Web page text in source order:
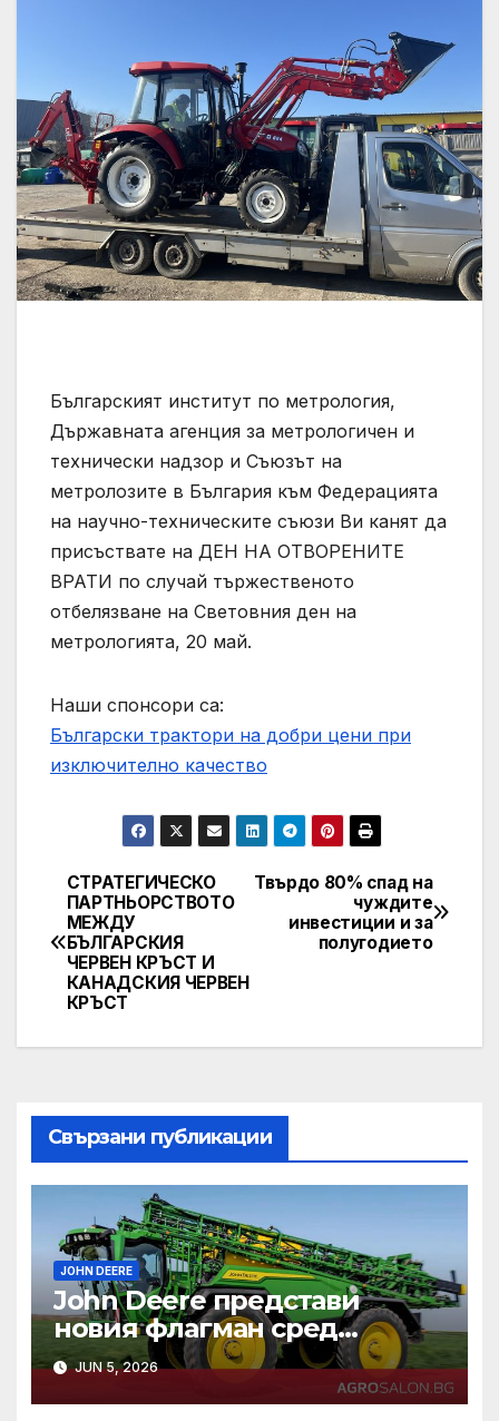
Българският институт по метрология,
Държавната агенция за метрологичен и
технически надзор и Съюзът на
метролозите в България към Федерацията
на научно-техническите съюзи Ви канят да
присъствате на ДЕН НА ОТВОРЕНИТЕ
ВРАТИ по случай тържественото
отбелязване на Световния ден на
метрологията, 20 май.
Наши спонсори са:
Български трактори на добри цени при
изключително качество
Post
navigation
Твърдо 80% спад на
чуждите
инвестиции и за
полугодието
СТРАТЕГИЧЕСКО
ПАРТНЬОРСТВОТО
МЕЖДУ
БЪЛГАРСКИЯ
ЧЕРВЕН КРЪСТ И
КАНАДСКИЯ ЧЕРВЕН
КРЪСТ
Свързани публикации
JOHN DEERE
John Deere представи
новия флагман сред
самоходните си пръскачки
– модел 500R
JUN 5, 2026